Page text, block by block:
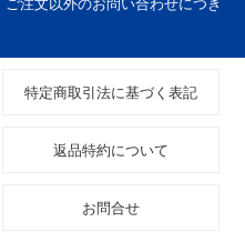
注文以外のお問い合わせにつき
特定商取引法に基づく表記
返品特約について
お問合せ